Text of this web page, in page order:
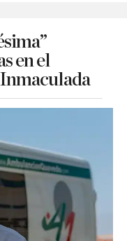
en el